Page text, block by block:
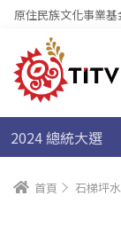
原住民族文化事業基
2024 總統大選
首頁 石梯坪